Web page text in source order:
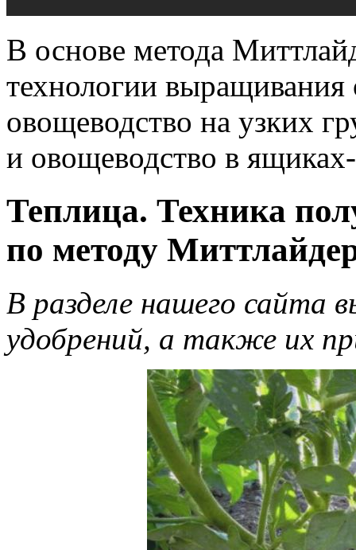
В основе метода
технологии
овощеводство на узких
и овощеводство в
Теплица. Техника
по методу
В разделе нашего сайта
удобрений, а также их